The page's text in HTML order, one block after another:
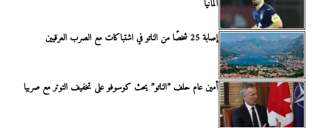
ألمانيا
إصابة 25 شخصًا من الناتو في اشتباكات مع الصرب العرقيين
أمين عام حلف ”الناتو” يحث كوسوفو على تخفيف التوتر مع صربيا